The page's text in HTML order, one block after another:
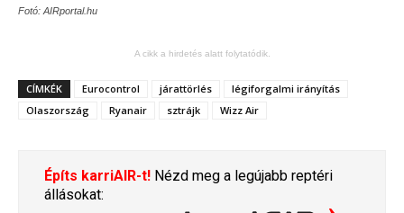
Fotó: AIRportal.hu
A cikk a hirdetés alatt folytatódik.
CÍMKÉK Eurocontrol járattörlés
légiforgalmi irányítás
Olaszország
Ryanair sztrájk Wizz Air
Építs karriAIR-t! Nézd meg a legújabb reptéri
állásokat: